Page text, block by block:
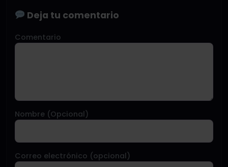
Deja tu comentario
Comentario
Nombre (Opcional)
Correo electrónico (opcional)